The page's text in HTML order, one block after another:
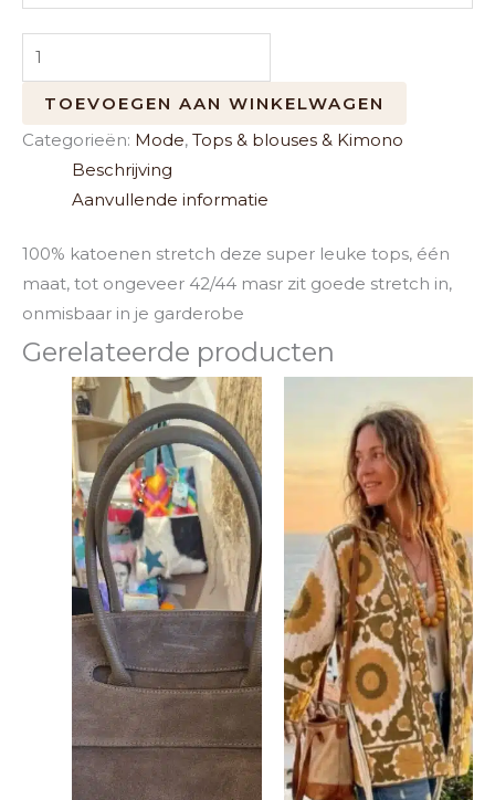
TOEVOEGEN AAN WINKELWAGEN
Categorieën: Mode, Tops & blouses & Kimono
Beschrijving
Aanvullende informatie
100% katoenen stretch deze super leuke tops, één
maat, tot ongeveer 42/44 masr zit goede stretch in,
onmisbaar in je garderobe
Gerelateerde producten
Dit
product
heeft
meerdere
variaties.
Deze
optie
kan
gekozen
worden
op
de
productpagina